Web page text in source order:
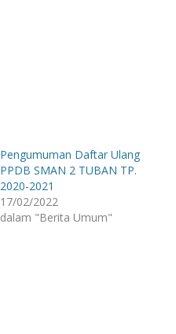
Pengumuman Daftar Ulang
PPDB SMAN 2 TUBAN TP.
2020-2021
17/02/2022
dalam "Berita Umum"